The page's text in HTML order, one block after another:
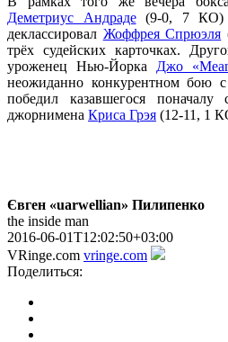
Деметриус Андраде(9-0, 7 КО) в
деклассировал Жоффрея Спрюэля
трёх судейских карточках.
уроженец Нью-Йорка Джо
неожиданно конкурентном бою
победил казавшегося поначалу
джорнимена Криса Грэя (12-11, 1
Євген «uarwellian» Пилипенко
the inside man
2016-06-01T12:02:50+03:00
VRinge.com vringe.com
Поделиться: